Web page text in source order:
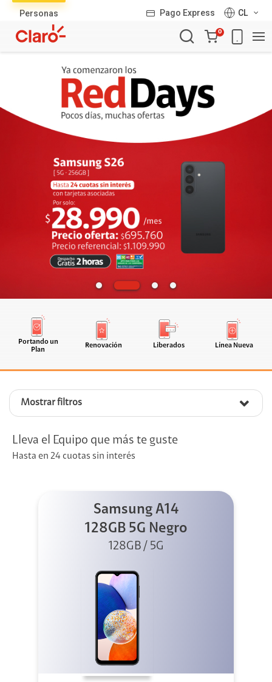
Personas Pago Express
CL
Carro
de
0
Portando un
Plan
Renovación Liberados Línea Nueva
Mostrar filtros
productos
Lleva el Equipo que más te guste
Hasta en 24 cuotas sin interés
Samsung A14
128GB 5G Negro
128GB / 5G